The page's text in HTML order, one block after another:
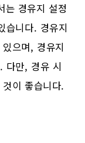
는 경유지 설정
습니다. 경유지
으며, 경유지
다만, 경유 시
이 좋습니다.